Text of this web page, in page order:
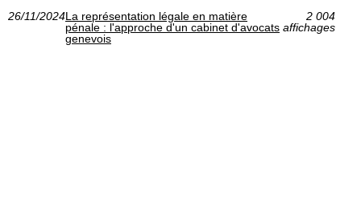
26/11/2024La représentation légale en matière
pénale : l'approche d'un cabinet d'avocats
genevois
2 004
affichages